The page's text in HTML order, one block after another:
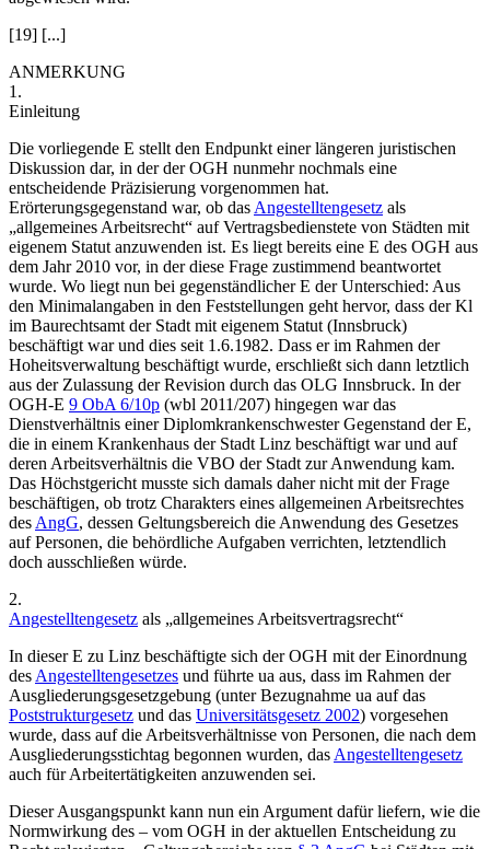
[19] [...]
ANMERKUNG
1.
Einleitung
Die vorliegende E stellt den Endpunkt einer längeren juristischen
Diskussion dar, in der der OGH nunmehr nochmals eine
entscheidende Präzisierung vorgenommen hat.
Erörterungsgegenstand war, ob das Angestelltengesetz als
„allgemeines Arbeitsrecht“ auf Vertragsbedienstete von Städten mit
eigenem Statut anzuwenden ist. Es liegt bereits eine E des OGH aus
dem Jahr 2010 vor, in der diese Frage zustimmend beantwortet
wurde. Wo liegt nun bei gegenständlicher E der Unterschied: Aus
den Minimalangaben in den Feststellungen geht hervor, dass der Kl
im Baurechtsamt der Stadt mit eigenem Statut (Innsbruck)
beschäftigt war und dies seit 1.6.1982. Dass er im Rahmen der
Hoheitsverwaltung beschäftigt wurde, erschließt sich dann letztlich
aus der Zulassung der Revision durch das OLG Innsbruck. In der
OGH-E 9 ObA 6/10p (wbl 2011/207) hingegen war das
Dienstverhältnis einer Diplomkrankenschwester Gegenstand der E,
die in einem Krankenhaus der Stadt Linz beschäftigt war und auf
deren Arbeitsverhältnis die VBO der Stadt zur Anwendung kam.
Das Höchstgericht musste sich damals daher nicht mit der Frage
beschäftigen, ob trotz Charakters eines allgemeinen Arbeitsrechtes
des AngG, dessen Geltungsbereich die Anwendung des Gesetzes
auf Personen, die behördliche Aufgaben verrichten, letztendlich
doch ausschließen würde.
2.
Angestelltengesetz als „allgemeines Arbeitsvertragsrecht“
In dieser E zu Linz beschäftigte sich der OGH mit der Einordnung
des Angestelltengesetzes und führte ua aus, dass im Rahmen der
Ausgliederungsgesetzgebung (unter Bezugnahme ua auf das
Poststrukturgesetz und das Universitätsgesetz 2002) vorgesehen
wurde, dass auf die Arbeitsverhältnisse von Personen, die nach dem
Ausgliederungsstichtag begonnen wurden, das Angestelltengesetz
auch für Arbeitertätigkeiten anzuwenden sei.
Dieser Ausgangspunkt kann nun ein Argument dafür liefern, wie die
Normwirkung des – vom OGH in der aktuellen Entscheidung zu